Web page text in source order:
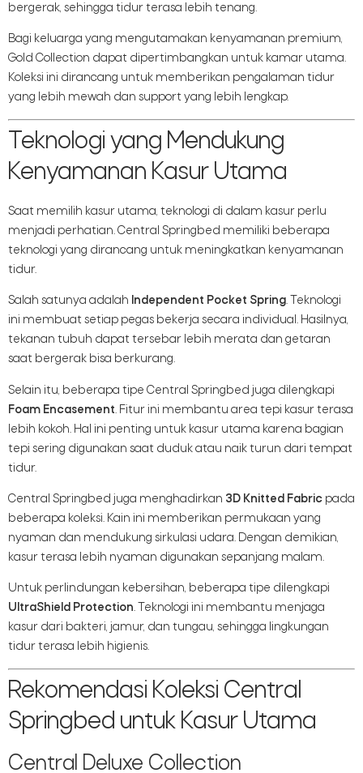
bergerak, sehingga tidur terasa lebih tenang.
Bagi keluarga yang mengutamakan kenyamanan premium,
Gold Collection dapat dipertimbangkan untuk kamar utama.
Koleksi ini dirancang untuk memberikan pengalaman tidur
yang lebih mewah dan support yang lebih lengkap.
Teknologi yang Mendukung
Kenyamanan Kasur Utama
Saat memilih kasur utama, teknologi di dalam kasur perlu
menjadi perhatian. Central Springbed memiliki beberapa
teknologi yang dirancang untuk meningkatkan kenyamanan
tidur.
Salah satunya adalah Independent Pocket Spring. Teknologi
ini membuat setiap pegas bekerja secara individual. Hasilnya,
tekanan tubuh dapat tersebar lebih merata dan getaran
saat bergerak bisa berkurang.
Selain itu, beberapa tipe Central Springbed juga dilengkapi
Foam Encasement. Fitur ini membantu area tepi kasur terasa
lebih kokoh. Hal ini penting untuk kasur utama karena bagian
tepi sering digunakan saat duduk atau naik turun dari tempat
tidur.
Central Springbed juga menghadirkan 3D Knitted Fabric pada
beberapa koleksi. Kain ini memberikan permukaan yang
nyaman dan mendukung sirkulasi udara. Dengan demikian,
kasur terasa lebih nyaman digunakan sepanjang malam.
Untuk perlindungan kebersihan, beberapa tipe dilengkapi
UltraShield Protection. Teknologi ini membantu menjaga
kasur dari bakteri, jamur, dan tungau, sehingga lingkungan
tidur terasa lebih higienis.
Rekomendasi Koleksi Central
Springbed untuk Kasur Utama
Central Deluxe Collection